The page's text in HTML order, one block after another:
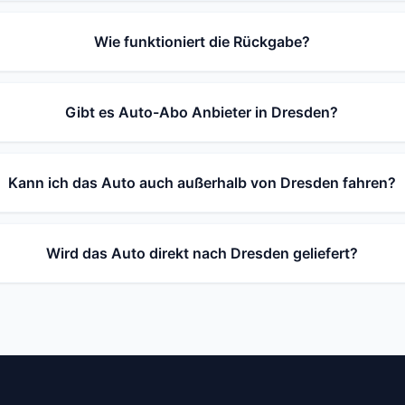
Wie funktioniert die Rückgabe?
Gibt es Auto-Abo Anbieter in Dresden?
Kann ich das Auto auch außerhalb von Dresden fahren?
Wird das Auto direkt nach Dresden geliefert?